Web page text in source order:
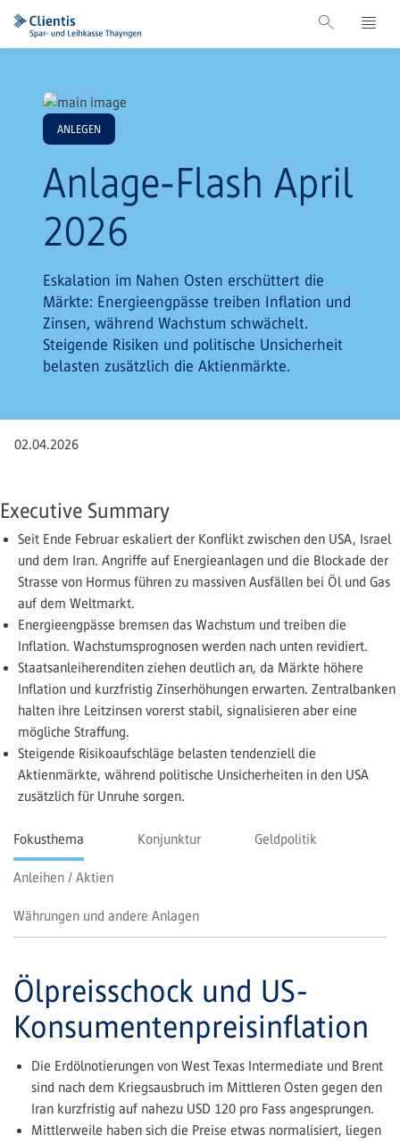
ANLEGEN
Anlage-Flash April
2026
Eskalation im Nahen Osten erschüttert die
Märkte: Energieengpässe treiben Inflation und
Zinsen, während Wachstum schwächelt.
Steigende Risiken und politische Unsicherheit
belasten zusätzlich die Aktienmärkte.
02.04.2026
Executive Summary
Seit Ende Februar eskaliert der Konflikt zwischen den USA, Israel
und dem Iran. Angriffe auf Energieanlagen und die Blockade der
Strasse von Hormus führen zu massiven ­Ausfällen bei Öl und Gas
auf dem Weltmarkt.
Energieengpässe bremsen das Wachstum und treiben die
Inflation. Wachstumsprognosen werden nach unten revidiert.
Staatsanleiherenditen ziehen deutlich an, da Märkte höhere
Inflation und kurzfristig Zinserhöhungen erwarten. ­Zentralbanken
halten ihre Leitzinsen vorerst stabil, signalisieren aber eine
mögliche Straffung.
Steigende Risikoaufschläge belasten tendenziell die
Aktienmärkte, während politische Unsicherheiten in den USA
zusätzlich für Unruhe sorgen.
Fokusthema Konjunktur Geldpolitik
Anleihen / Aktien
Währungen und andere Anlagen
Ölpreisschock und US-
Konsumentenpreisinflation
Die Erdölnotierungen von West Texas Intermediate und Brent
sind nach dem Kriegsausbruch im Mittleren Osten gegen den
Iran kurzfristig auf nahezu USD 120 pro Fass angesprungen.
Mittlerweile haben sich die Preise etwas normalisiert, liegen